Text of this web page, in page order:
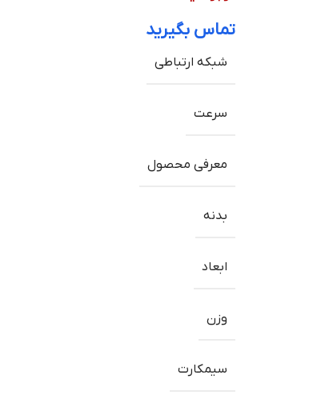
تماس بگیرید
شبکه ارتباطی
سرعت
معرفی محصول
بدنه
ابعاد
وزن
سیمکارت